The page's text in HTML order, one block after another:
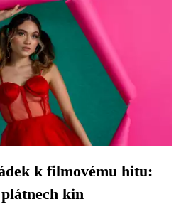
k filmovému hitu:
kin